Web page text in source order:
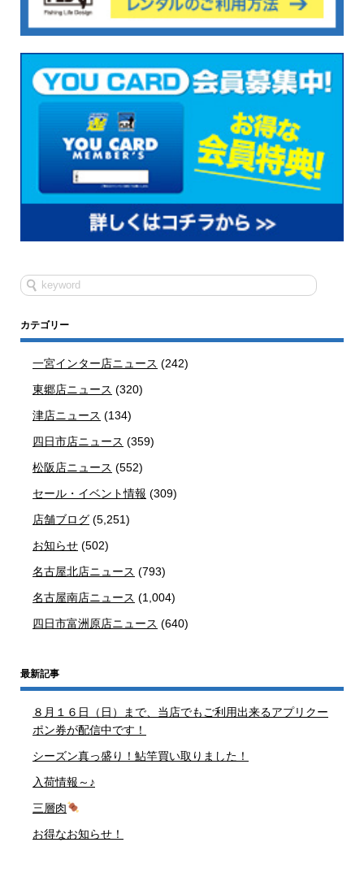
カテゴリー
一宮インター店ニュース (242)
東郷店ニュース (320)
津店ニュース (134)
四日市店ニュース (359)
松阪店ニュース (552)
セール・イベント情報 (309)
店舗ブログ (5,251)
お知らせ (502)
名古屋北店ニュース (793)
名古屋南店ニュース (1,004)
四日市富洲原店ニュース (640)
最新記事
８月１６日（日）まで、当店でもご利用出来るアプリクー
ポン券が配信中です！
シーズン真っ盛り！鮎竿買い取りました！
入荷情報～♪
三層肉
お得なお知らせ！